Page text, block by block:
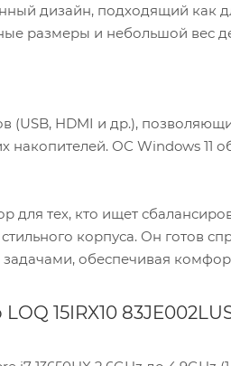
дизайн, подходящий как
размеры и небольшой вес
(USB, HDMI и др.),
ОС Windows 11
для тех, кто ищет
корпуса. Он готов
обеспечивая
15IRX10